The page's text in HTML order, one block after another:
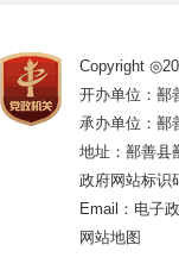
Copyright
开办单位：鄯
承办单位：鄯
地址：鄯善县
政府网站标识
Email：电子
网站地图